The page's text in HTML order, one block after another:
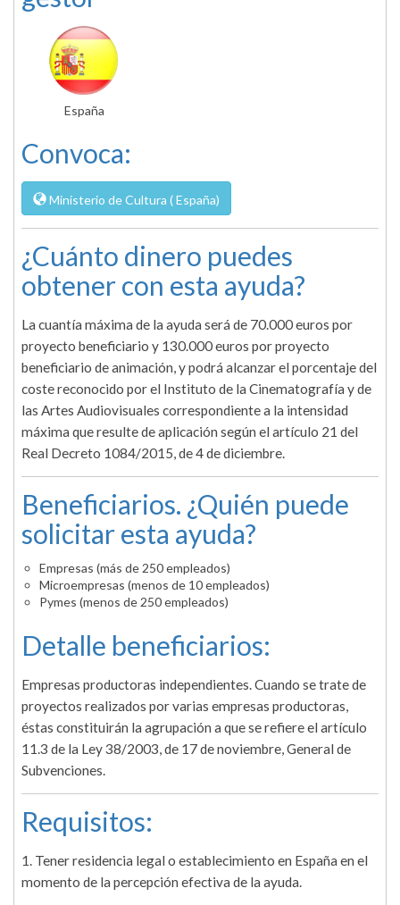
España
Convoca:
Ministerio de Cultura ( España)
¿Cuánto dinero puedes
obtener con esta ayuda?
La cuantía máxima de la ayuda será de 70.000 euros por
proyecto beneficiario y 130.000 euros por proyecto
beneficiario de animación, y podrá alcanzar el porcentaje del
coste reconocido por el Instituto de la Cinematografía y de
las Artes Audiovisuales correspondiente a la intensidad
máxima que resulte de aplicación según el artículo 21 del
Real Decreto 1084/2015, de 4 de diciembre.
Beneficiarios. ¿Quién puede
solicitar esta ayuda?
Empresas (más de 250 empleados)
Microempresas (menos de 10 empleados)
Pymes (menos de 250 empleados)
Detalle beneficiarios:
Empresas productoras independientes. Cuando se trate de
proyectos realizados por varias empresas productoras,
éstas constituirán la agrupación a que se refiere el artículo
11.3 de la Ley 38/2003, de 17 de noviembre, General de
Subvenciones.
Requisitos:
1. Tener residencia legal o establecimiento en España en el
momento de la percepción efectiva de la ayuda.